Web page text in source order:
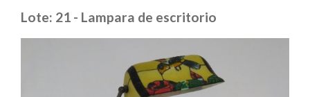
Lote: 21 - Lampara de escritorio